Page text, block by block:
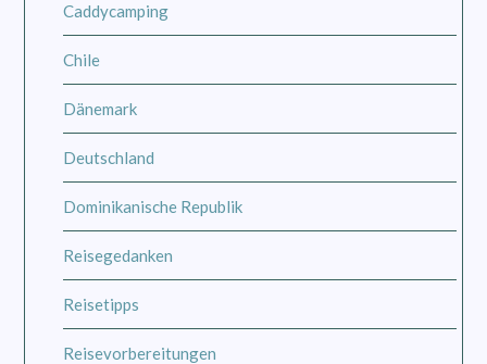
Caddycamping
Chile
Dänemark
Deutschland
Dominikanische Republik
Reisegedanken
Reisetipps
Reisevorbereitungen